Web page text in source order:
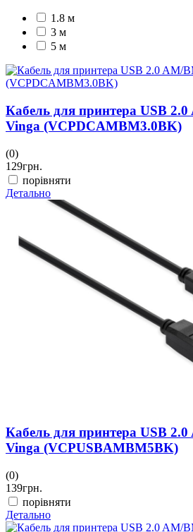
1.8 м
3 м
5 м
Кабель для принтера USB
Vinga (VCPDCAMBM3.0BK)
(0)
129грн.
порівняти
Детально
Кабель для принтера USB
Vinga (VCPUSBAMBM5BK)
(0)
139грн.
порівняти
Детально